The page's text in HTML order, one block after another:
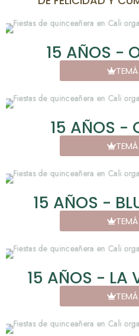
15 AÑOS -
15 AÑOS -
15 AÑOS -
15 AÑOS - LA